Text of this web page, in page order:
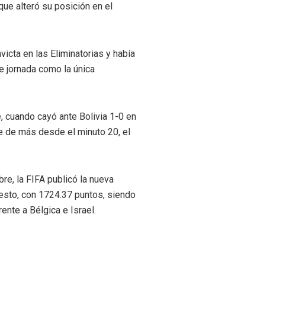
alteró su posición en el
en las Eliminatorias y había
jornada como la única
cayó ante Bolivia 1-0 en
de más desde el minuto 20, el
la FIFA publicó la nueva
con 1724.37 puntos, siendo
a Bélgica e Israel.